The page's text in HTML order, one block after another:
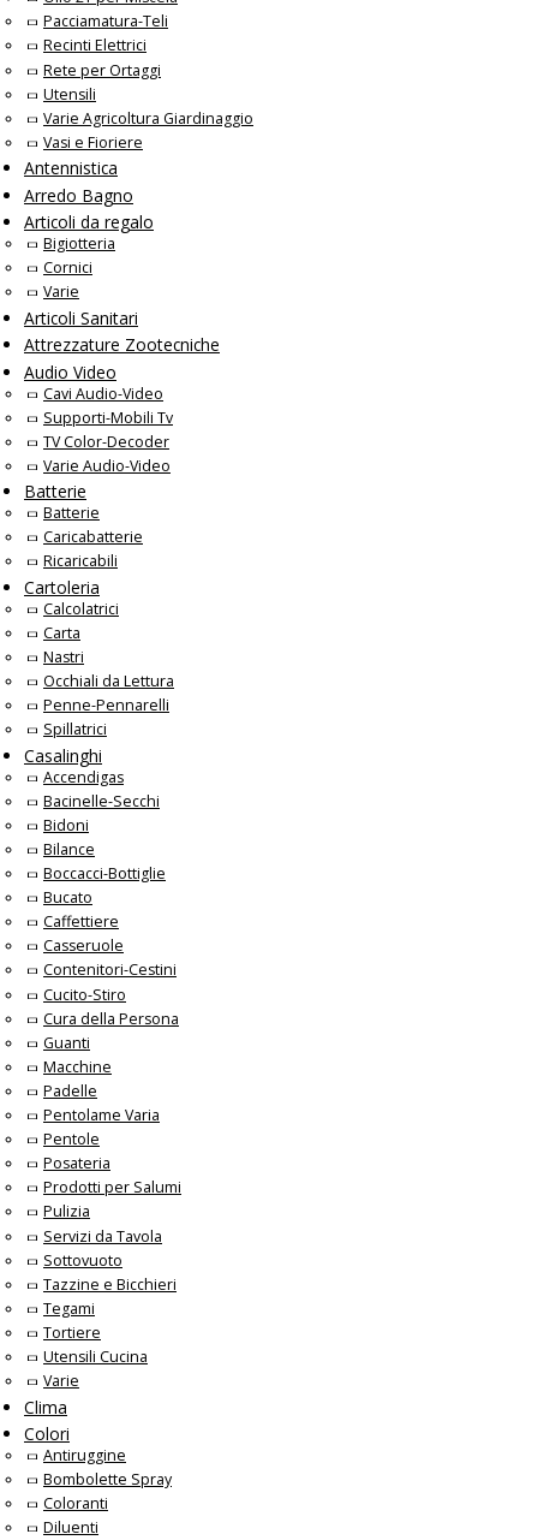
Pacciamatura-Teli
Recinti Elettrici
Rete per Ortaggi
Utensili
Varie Agricoltura Giardinaggio
Vasi e Fioriere
Antennistica
Arredo Bagno
Articoli da regalo
Bigiotteria
Cornici
Varie
Articoli Sanitari
Attrezzature Zootecniche
Audio Video
Cavi Audio-Video
Supporti-Mobili Tv
TV Color-Decoder
Varie Audio-Video
Batterie
Batterie
Caricabatterie
Ricaricabili
Cartoleria
Calcolatrici
Carta
Nastri
Occhiali da Lettura
Penne-Pennarelli
Spillatrici
Casalinghi
Accendigas
Bacinelle-Secchi
Bidoni
Bilance
Boccacci-Bottiglie
Bucato
Caffettiere
Casseruole
Contenitori-Cestini
Cucito-Stiro
Cura della Persona
Guanti
Macchine
Padelle
Pentolame Varia
Pentole
Posateria
Prodotti per Salumi
Pulizia
Servizi da Tavola
Sottovuoto
Tazzine e Bicchieri
Tegami
Tortiere
Utensili Cucina
Varie
Clima
Colori
Antiruggine
Bombolette Spray
Coloranti
Diluenti